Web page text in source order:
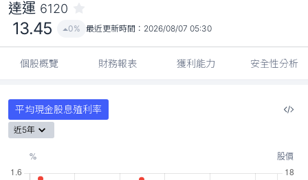
達運 6120
13.45 0% 最近更新時間： 2026/08/07 05:30
個股概覽 財務報表 獲利能力 安全性分析
平均現金股息殖利率
近5年